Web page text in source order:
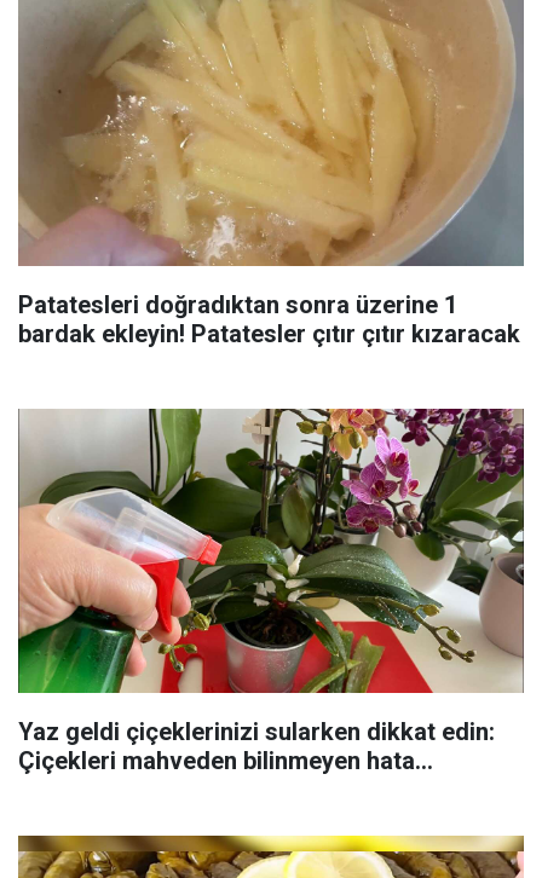
Patatesleri doğradıktan sonra üzerine 1
bardak ekleyin! Patatesler çıtır çıtır kızaracak
Yaz geldi çiçeklerinizi sularken dikkat edin:
Çiçekleri mahveden bilinmeyen hata...